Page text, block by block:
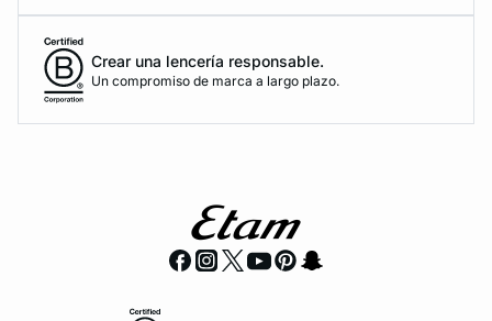
Crear una lencería responsable.
Un compromiso de marca a largo plazo.